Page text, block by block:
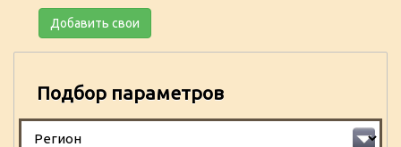
Добавить свои
Подбор параметров